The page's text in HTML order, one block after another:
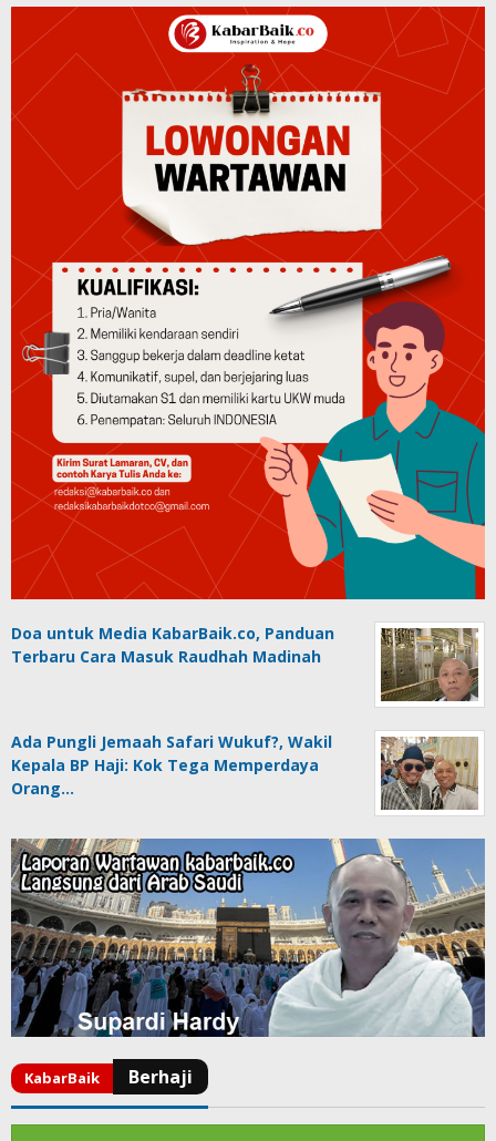
Doa untuk Media KabarBaik.co, Panduan
Terbaru Cara Masuk Raudhah Madinah
Ada Pungli Jemaah Safari Wukuf?, Wakil
Kepala BP Haji: Kok Tega Memperdaya
Orang…